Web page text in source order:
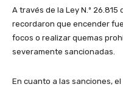
A través de la Ley N.º
recordaron que encender
focos o realizar quemas
severamente sancionadas.
En cuanto a las sanciones,